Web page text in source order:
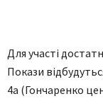
Для участі
Покази
4а (Гончаренко